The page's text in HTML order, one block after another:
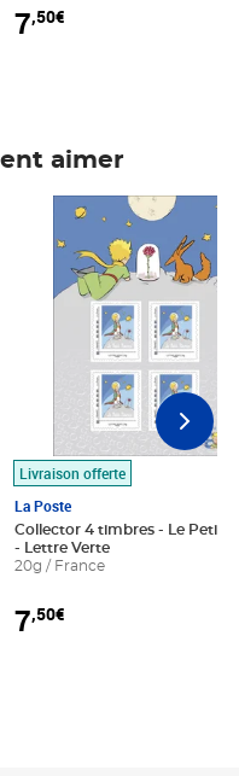
au panier
7,50€
aimer
au panier
Livraison offerte
La Poste
Collector 4 timbres - Le Petit
- Lettre Verte
20g / France
7,50€
Prix 7,50€